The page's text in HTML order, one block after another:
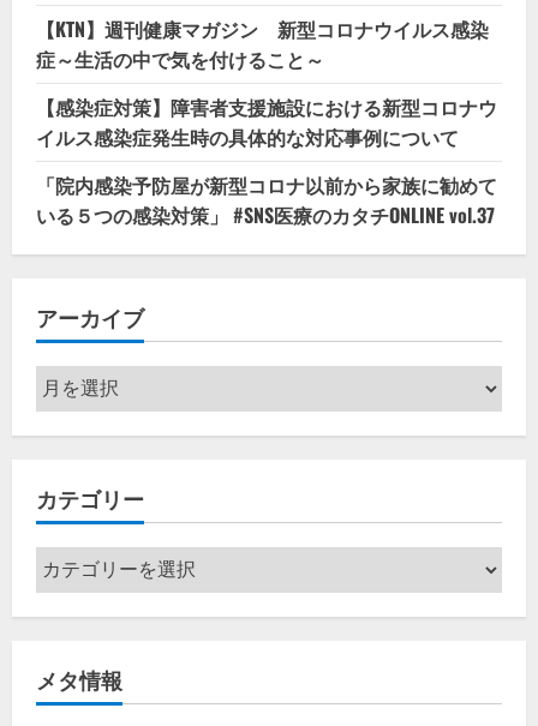
【KTN】週刊健康マガジン 新型コロナウイルス感染
症～生活の中で気を付けること～
【感染症対策】障害者支援施設における新型コロナウ
イルス感染症発生時の具体的な対応事例について
「院内感染予防屋が新型コロナ以前から家族に勧めて
いる５つの感染対策」 #SNS医療のカタチONLINE vol.37
アーカイブ
ア
ー
カ
ブ
カテゴリー
カ
テ
ゴ
ー
メタ情報